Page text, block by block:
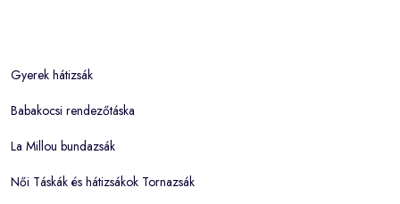
Gyerek hátizsák
Babakocsi rendezőtáska
La Millou bundazsák
Női Táskák és hátizsákok Tornazsák